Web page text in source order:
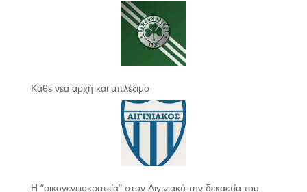
Κάθε νέα αρχή και μπλέξιμο
Η “οικογενειοκρατεία” στον Αιγινιακό την δεκαετία του